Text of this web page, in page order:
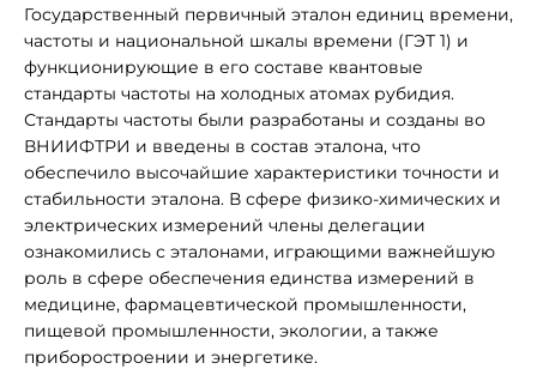
Государственный первичный эталон единиц времени,
частоты и национальной шкалы времени (ГЭТ 1) и
функционирующие в его составе квантовые
стандарты частоты на холодных атомах рубидия.
Стандарты частоты были разработаны и созданы во
ВНИИФТРИ и введены в состав эталона, что
обеспечило высочайшие характеристики точности и
стабильности эталона. В сфере физико-химических и
электрических измерений члены делегации
ознакомились с эталонами, играющими важнейшую
роль в сфере обеспечения единства измерений в
медицине, фармацевтической промышленности,
пищевой промышленности, экологии, а также
приборостроении и энергетике.